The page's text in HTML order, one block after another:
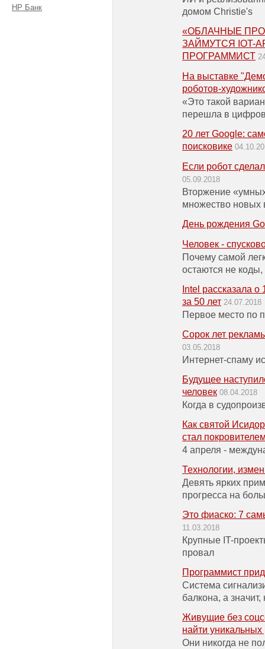
НР Банк
домом Christie's
«ОБЛАЧНЫЕ
ЗАЙМУТСЯ IOT-
ПРОГРАММИСТ
На выставке
роботов-
«Это такой
перешла в
20 лет Google:
поисковике
Если робот
05.09.2018
Вторжение
множество новых
День рождения
Человек -
Почему самой
остаются не
Intel рассказала
за 50 лет 24.07.2018
Первое место по
Сорок лет
03.05.2018
Интернет-спаму
Будущее
человек 08.04.2018
Когда в
Как святой
стал
4 апреля -
Технологии,
Девять ярких
прогресса на
Это фиаско: 7
11.03.2018
Крупные IT-
провал
Программист
Система
балкона, а значит,
Живущие без
найти уникальных
Они никогда не